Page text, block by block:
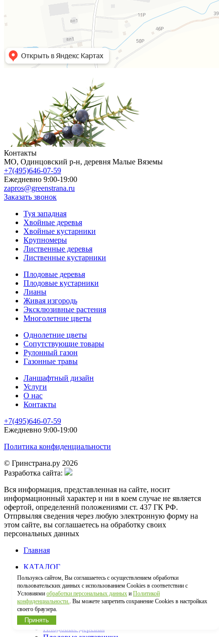
Контакты
МO, Одинцовский р-н, деревня Малые Вяземы
+7(495)646-07-59
Ежедневно 9:00-19:00
zapros@greenstrana.ru
Заказать звонок
Туя западная
Хвойные деревья
Хвойные кустарники
Крупномеры
Лиственные деревья
Лиственные кустарники
Плодовые деревья
Плодовые кустарники
Лианы
Живая изгородь
Эксклюзивные растения
Многолетние цветы
Однолетние цветы
Сопутствующие товары
Рулонный газон
Газонные травы
Ланшафтный дизайн
Услуги
О нас
Контакты
+7(495)646-07-59
Ежедневно 9:00-19:00
Политика конфиденциальности
© Гринстрана.ру 2026
Разработка сайта:
Вся информация, представленная на сайте, носит
информационный характер и ни в коем случае не является
офертой, определеннй положениями ст. 437 ГК РФ.
Отпрвыляя сведения через любую электронную форму на
этом сайте, вы соглашаетесь на обработку своих
персональных данных
Главная
КАТАЛОГ
Туя западная
Хвойные кустарники
Крупномеры
Хвойные деревья
Лиственные деревья
Лиственные кустарники
Плодовые деревья
Пользуясь сайтом, Вы соглашаетесь с осуществлением обработки
пользовательских данных с использованием Cookies в соответствии с
Условиями обработки персональных данных и Политикой
конфиденциальности.. Вы можете запретить сохранение Cookies в настройках
своего браузера.
Принять